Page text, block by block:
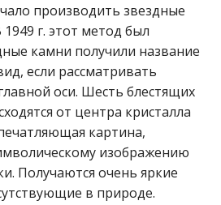
производить звездные
г. этот метод был
камни получили название
если рассматривать
оси. Шесть блестящих
от центра кристалла
картина,
изображению
Получаются очень яркие
в природе.